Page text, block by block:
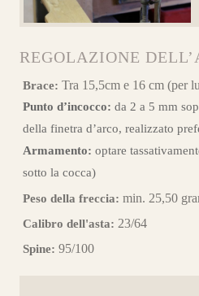
REGOLAZIONE
Brace: Tra 15,5cm e 16 cm (per
Punto d’incocco: da 2 a 5 mm
della finetra d’arco, realizzato
Armamento: optare
sotto la cocca)
Peso della freccia: min. 25,50
Calibro dell'asta: 23/64
Spine: 95/100